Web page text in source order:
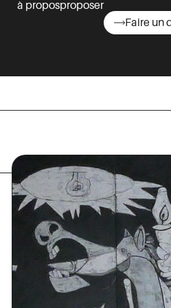
à proposproposer
Faire un